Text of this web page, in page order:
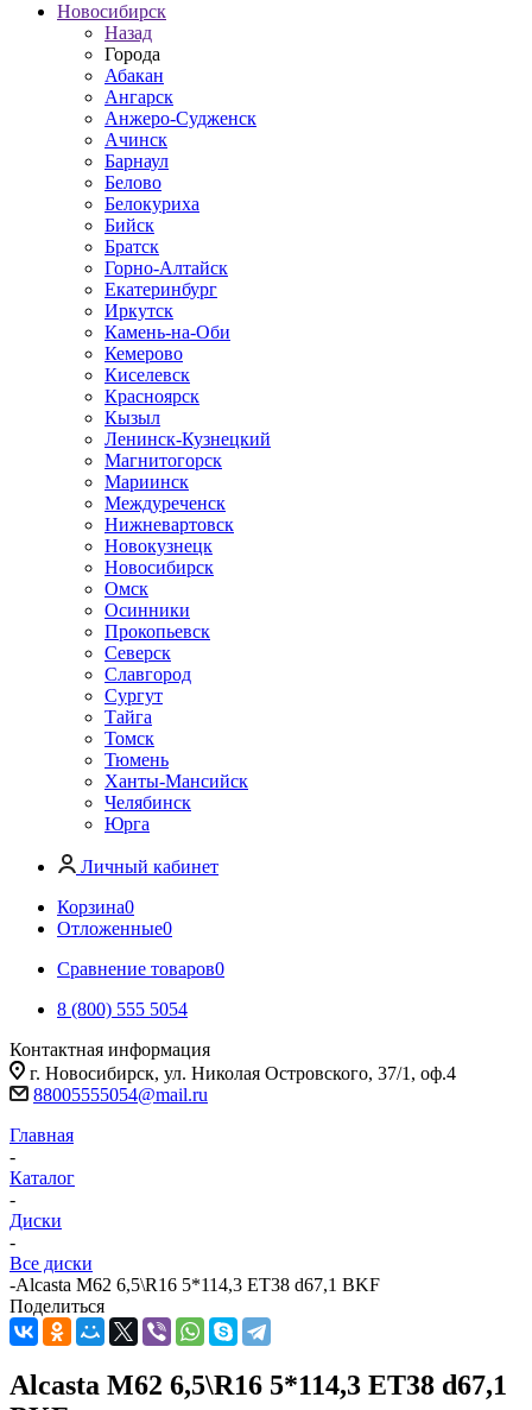
Новосибирск
Назад
Города
Абакан
Ангарск
Анжеро-Судженск
Ачинск
Барнаул
Белово
Белокуриха
Бийск
Братск
Горно-Алтайск
Екатеринбург
Иркутск
Камень-на-Оби
Кемерово
Киселевск
Красноярск
Кызыл
Ленинск-Кузнецкий
Магнитогорск
Мариинск
Междуреченск
Нижневартовск
Новокузнецк
Новосибирск
Омск
Осинники
Прокопьевск
Северск
Славгород
Сургут
Тайга
Томск
Тюмень
Ханты-Мансийск
Челябинск
Юрга
Личный кабинет
Корзина0
Отложенные0
Сравнение товаров0
8 (800) 555 5054
Контактная информация
г. Новосибирск, ул. Николая Островского, 37/1, оф.4
88005555054@mail.ru
Главная
-
Каталог
-
Диски
-
Все диски
-Alcasta M62 6,5\R16 5*114,3 ET38 d67,1 BKF
Поделиться
Alcasta M62 6,5\R16 5*114,3 ET38 d67,1